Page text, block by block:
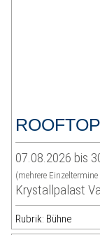
07.08.2026 bis
(mehrere
Krystallpalast
Rubrik: Bühne